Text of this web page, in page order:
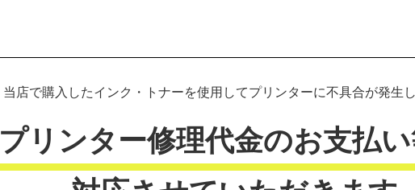
当店で購入したインク・トナーを使用してプリンターに不具合が発生
プリンター修理代金のお支払